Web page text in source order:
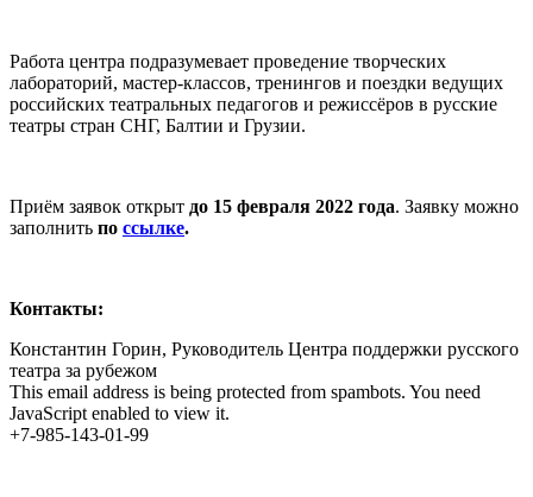
Работа центра подразумевает проведение творческих
лабораторий, мастер-классов, тренингов и поездки ведущих
российских театральных педагогов и режиссёров в русские
театры стран СНГ, Балтии и Грузии.
Приём заявок открыт до 15 февраля 2022 года. Заявку можно
заполнить по ссылке.
Контакты:
Константин Горин, Руководитель Центра поддержки русского
театра за рубежом
This email address is being protected from spambots. You need
JavaScript enabled to view it.
+7-985-143-01-99